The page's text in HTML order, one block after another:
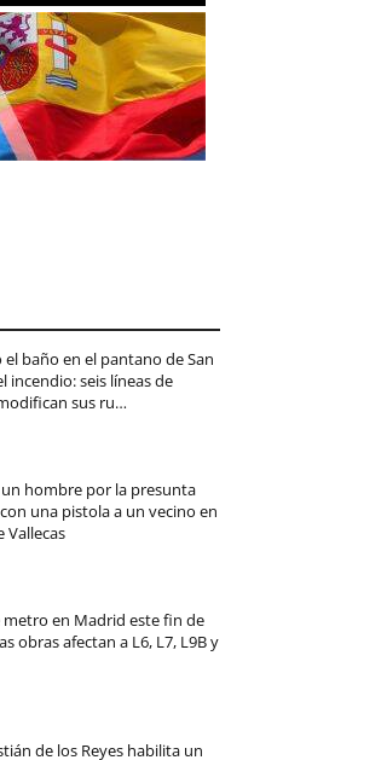
baño en el pantano de San
incendio: seis líneas de
sus ru…
hombre por la presunta
una pistola a un vecino en
Vallecas
metro en Madrid este fin de
obras afectan a L6, L7, L9B y
de los Reyes habilita un